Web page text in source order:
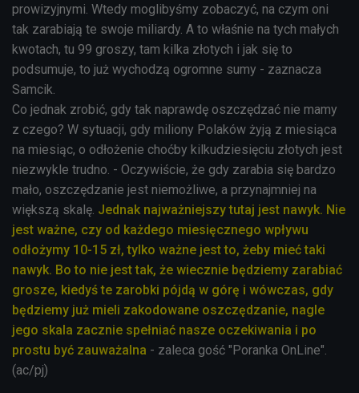
prowizyjnymi. Wtedy moglibyśmy zobaczyć, na czym oni
tak zarabiają te swoje miliardy. A to właśnie na tych małych
kwotach, tu 99 groszy, tam kilka złotych i jak się to
podsumuje, to już wychodzą ogromne sumy - zaznacza
Samcik.
Co jednak zrobić, gdy tak naprawdę oszczędzać nie mamy
z czego? W sytuacji, gdy miliony Polaków żyją z miesiąca
na miesiąc, o odłożenie choćby kilkudziesięciu złotych jest
niezwykle trudno. - Oczywiście, że gdy zarabia się bardzo
mało, oszczędzanie jest niemożliwe, a przynajmniej na
większą skalę. Jednak najważniejszy tutaj jest nawyk. Nie
jest ważne, czy od każdego miesięcznego wpływu
odłożymy 10-15 zł, tylko ważne jest to, żeby mieć taki
nawyk. Bo to nie jest tak, że wiecznie będziemy zarabiać
grosze, kiedyś te zarobki pójdą w górę i wówczas, gdy
będziemy już mieli zakodowane oszczędzanie, nagle
jego skala zacznie spełniać nasze oczekiwania i po
prostu być zauważalna - zaleca gość "Poranka OnLine".
(ac/pj)